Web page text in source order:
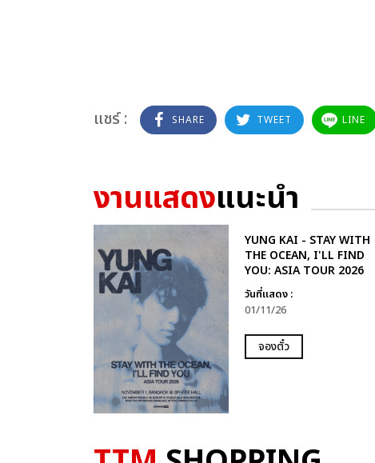
แชร์ : SHARE TWEET LINE
งานแสดงแนะนำ
YUNG KAI - STAY WITH
THE OCEAN, I'LL FIND
YOU: ASIA TOUR 2026
วันที่แสดง :
01/11/26
จองตั๋ว